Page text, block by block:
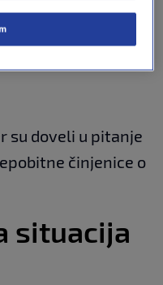
je jedan
kako na skupu
su doveli u pitanje
činjenice o
situacija